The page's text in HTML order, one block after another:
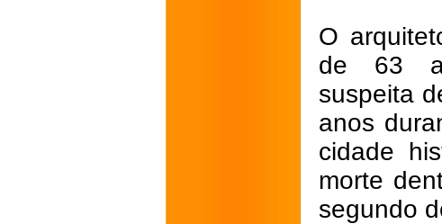
O
de 63
suspeita
anos
cidade
morte
segundo